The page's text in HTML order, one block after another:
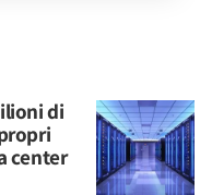
di
center